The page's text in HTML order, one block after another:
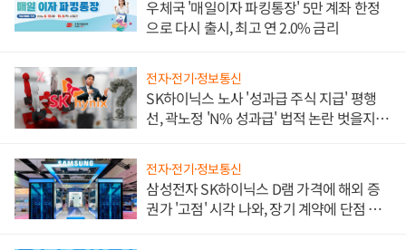
우체국 '매일이자 파킹통장' 5만 계좌 한정
으로 다시 출시, 최고 연 2.0% 금리
전자·전기·정보통신
SK하이닉스 노사 '성과급 주식 지급' 평행
선, 곽노정 'N% 성과급' 법적 논란 벗을지 주
전자·전기·정보통신
삼성전자 SK하이닉스 D램 가격에 해외 증
권가 '고점' 시각 나와, 장기 계약에 단점 부